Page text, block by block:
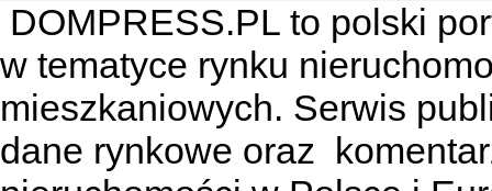
DOMPRESS.PL to polski
w tematyce rynku
mieszkaniowych. Serwis
dane rynkowe oraz